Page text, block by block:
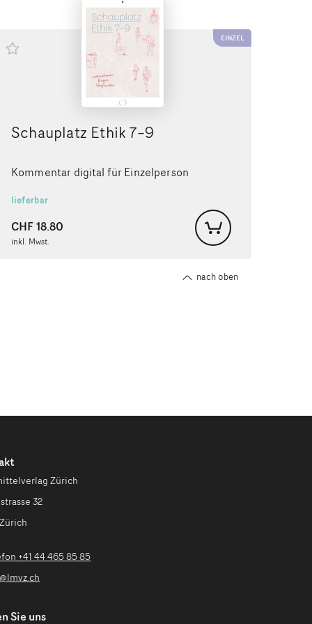
EINZEL
Schauplatz Ethik 7–9
Kommentar digital für Einzelperson
lieferbar
CHF18.80
inkl. Mwst.
nach oben
Zürich
32
+41 44 465 85 85
Sie uns